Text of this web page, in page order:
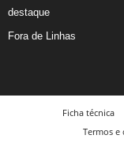
destaque
Fora de Linhas
Ficha técnica
Termos e